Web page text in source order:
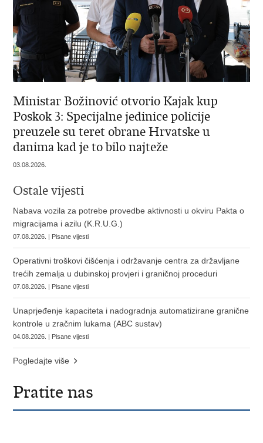
Ministar Božinović otvorio Kajak kup
Poskok 3: Specijalne jedinice policije
preuzele su teret obrane Hrvatske u
danima kad je to bilo najteže
03.08.2026.
Ostale vijesti
Nabava vozila za potrebe provedbe aktivnosti u okviru Pakta o
migracijama i azilu (K.R.U.G.)
07.08.2026. | Pisane vijesti
Operativni troškovi čišćenja i održavanje centra za državljane
trećih zemalja u dubinskoj provjeri i graničnoj proceduri
07.08.2026. | Pisane vijesti
Unaprjeđenje kapaciteta i nadogradnja automatizirane granične
kontrole u zračnim lukama (ABC sustav)
04.08.2026. | Pisane vijesti
Pogledajte više
Pratite nas